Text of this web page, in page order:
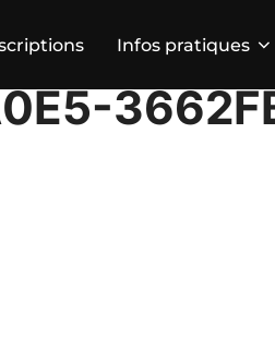
Infos pratiques